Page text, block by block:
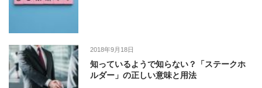
2018年9月18日
知っているようで知らない？「ステークホ
ルダー」の正しい意味と用法